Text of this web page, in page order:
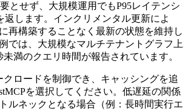
とせず、大規模運用でもP95レイテンシ
返します。インクリメンタル更新によ
再構築することなく最新の状態を維持し
では、大規模なマルチテナントグラフ上
満のクエリ時間が報告されています。
クロードを制御でき、キャッシングを追
を選択してください。低遅延の関係
ルネックとなる場合（例：長時間実行エ